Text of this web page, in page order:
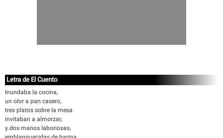
Letra de El Cuento
Inundaba la cocina,
un olor a pan casero,
tres platos sobre la mesa
invitaban a almorzar,
y dos manos laboriosas,